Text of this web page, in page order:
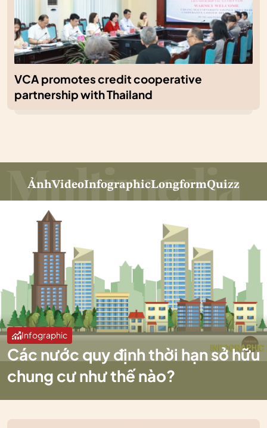
VCA promotes credit cooperative
partnership with Thailand
ẢnhVideoInfographicLongformQuizz
Infographic
Các nước quy định thời hạn sở hữu
chung cư như thế nào?